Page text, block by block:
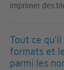
imprimer des
Tout ce
formats et
parmi les